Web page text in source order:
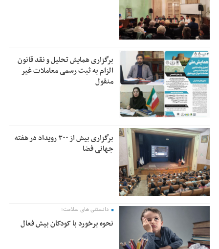
برگزاری همایش تحلیل و نقد قانون
الزام به ثبت رسمی معاملات غیر
منقول
برگزاری بیش از ۳۰۰ رویداد در هفته
جهانی فضا
دانستنی های سلامت؛
نحوه برخورد با کودکان بیش فعال